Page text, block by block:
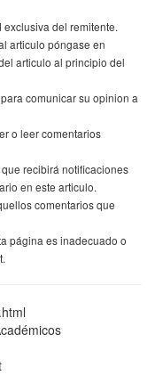
del remitente.
articulo póngase en
articulo al principio del
comunicar su opinion a
o leer comentarios
recibirá notificaciones
en este articulo.
comentarios que
página es inadecuado o